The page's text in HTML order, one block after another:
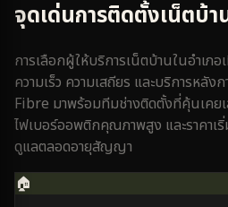
จุดเด่นการติดตั้งเน็ตบ้า
การเลือกผู้ให้บริการเน็ตบ้านในอำเภ
ความเร็ว ความเสถียร และบริการหลัง
Fibre มาพร้อมทีมช่างติดตั้งที่คุ้นเคย
ไฟเบอร์ออพติกคุณภาพสูง และราคา
ดูแลตลอดอายุสัญญา
🏠